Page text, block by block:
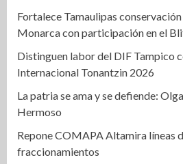
Fortalece Tamaulipas
Monarca con participación en el
Distinguen labor del DIF Tampico
Internacional Tonantzin 2026
La patria se ama y se defiende:
Hermoso
Repone COMAPA Altamira líneas
fraccionamientos